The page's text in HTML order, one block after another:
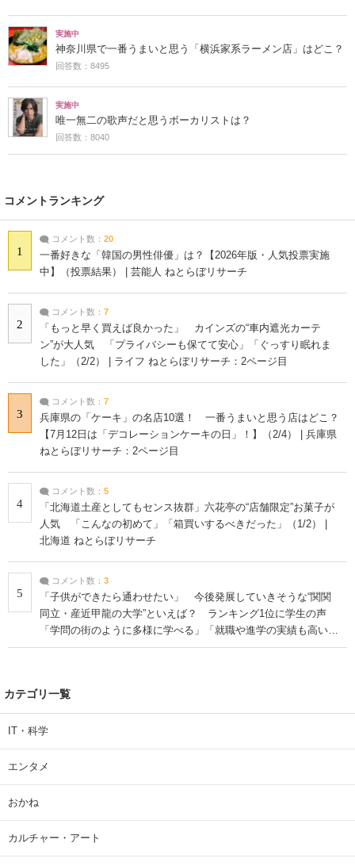
実施中
神奈川県で一番うまいと思う「横浜家系ラーメン店」はどこ？
回答数：8495
実施中
唯一無二の歌声だと思うボーカリストは？
回答数：8040
コメントランキング
1
コメント数： 20
一番好きな「韓国の男性俳優」は？【2026年版・人気投票実施
中】（投票結果） | 芸能人 ねとらぼリサーチ
2
コメント数： 7
「もっと早く買えば良かった」 カインズの“車内遮光カーテ
ン”が大人気 「プライバシーも保てて安心」「ぐっすり眠れま
した」（2/2） | ライフ ねとらぼリサーチ：2ページ目
3
コメント数： 7
兵庫県の「ケーキ」の名店10選！ 一番うまいと思う店はどこ？
【7月12日は「デコレーションケーキの日」！】（2/4） | 兵庫県
ねとらぼリサーチ：2ページ目
4
コメント数： 5
「北海道土産としてもセンス抜群」六花亭の“店舗限定”お菓子が
人気 「こんなの初めて」「箱買いするべきだった」（1/2） |
北海道 ねとらぼリサーチ
5
コメント数： 3
「子供ができたら通わせたい」 今後発展していきそうな“関関
同立・産近甲龍の大学”といえば？ ランキング1位に学生の声
「学問の街のように多様に学べる」「就職や進学の実績も高い」
| 大学 ねとらぼリサーチ
カテゴリ一覧
IT・科学
エンタメ
おかね
カルチャー・アート